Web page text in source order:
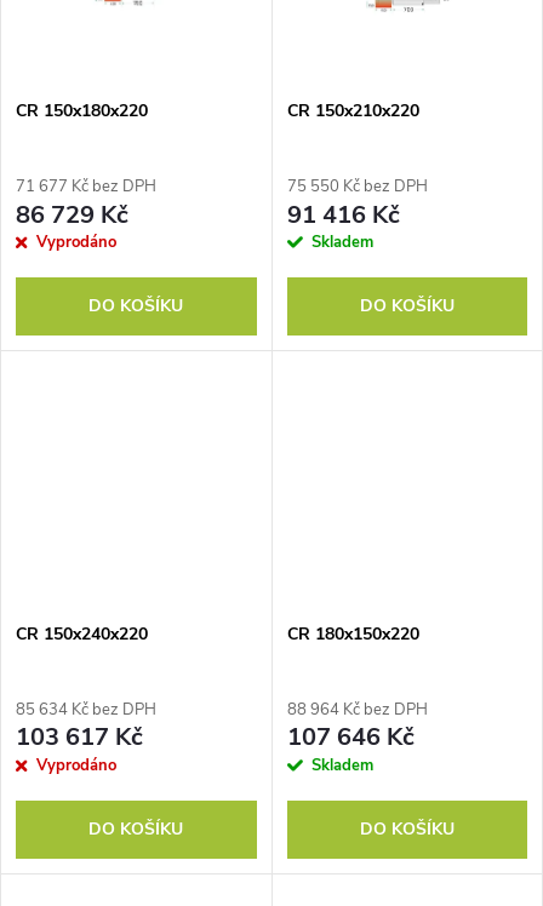
CR 150x180x220
71 677 Kč bez DPH
86 729 Kč
Vyprodáno
DO KOŠÍKU
CR 150x210x220
75 550 Kč bez DPH
91 416 Kč
Skladem
DO KOŠÍKU
CR 150x240x220
85 634 Kč bez DPH
103 617 Kč
Vyprodáno
DO KOŠÍKU
CR 180x150x220
88 964 Kč bez DPH
107 646 Kč
Skladem
DO KOŠÍKU